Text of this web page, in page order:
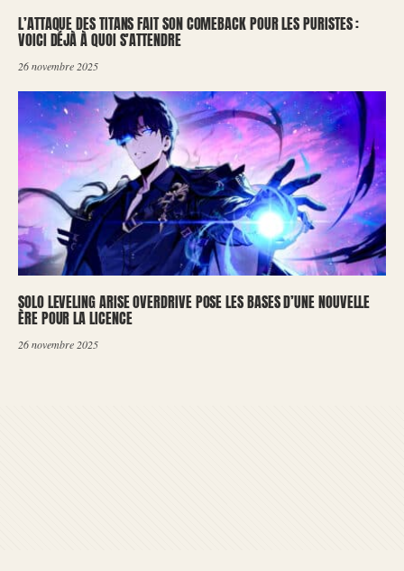
L’ATTAQUE DES TITANS FAIT SON COMEBACK POUR LES PURISTES :
VOICI DÉJÀ À QUOI S’ATTENDRE
26 novembre 2025
SOLO LEVELING ARISE OVERDRIVE POSE LES BASES D’UNE NOUVELLE
ÈRE POUR LA LICENCE
26 novembre 2025